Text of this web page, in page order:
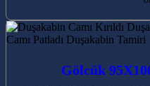
Gölcük